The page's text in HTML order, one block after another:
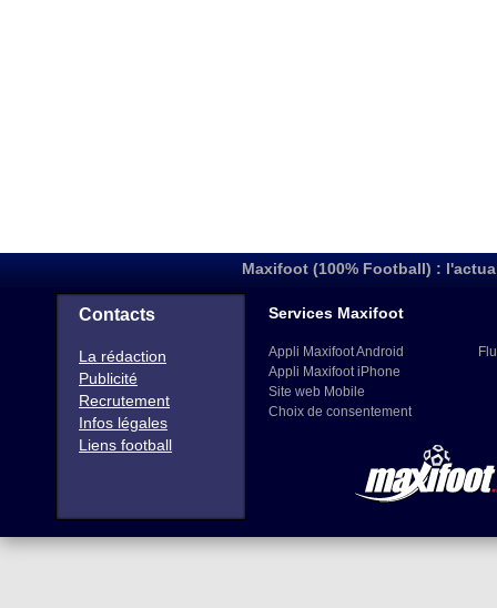
Maxifoot (100% Football) :
Contacts
La rédaction
Publicité
Recrutement
Infos légales
Liens football
Services Maxifoot
Appli Maxifoot Android
Appli Maxifoot iPhone
Site web Mobile
Choix de consentement